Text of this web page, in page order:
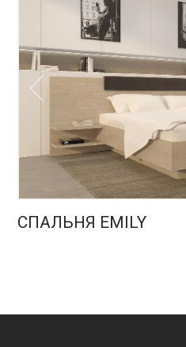
СПАЛЬНЯ EMILY